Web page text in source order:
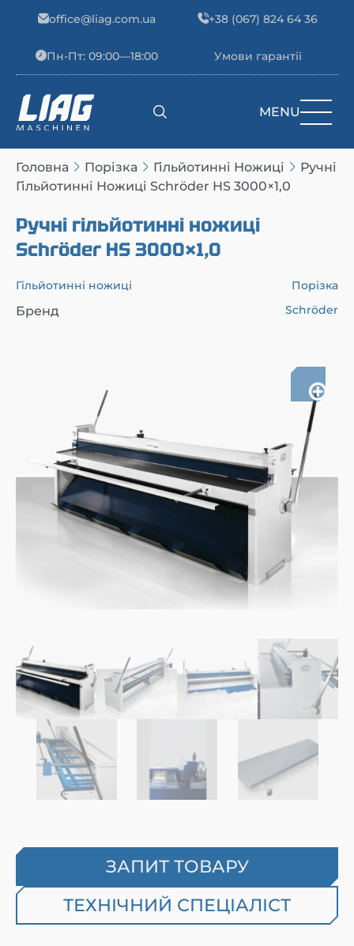
office@liag.com.ua +38 (067) 824 64 36
Пн-Пт: 09:00—18:00 Умови гарантії
Main Navigation MENU
Головна Порізка Гільйотинні Ножиці
Ручні
Гільйотинні Ножиці Schröder HS 3000×1,0
Ручні гільйотинні ножиці
Schröder HS 3000×1,0
Гільйотинні ножиці Порізка
Бренд Schröder
ЗАПИТ ТОВАРУ
ТЕХНІЧНИЙ СПЕЦІАЛІСТ